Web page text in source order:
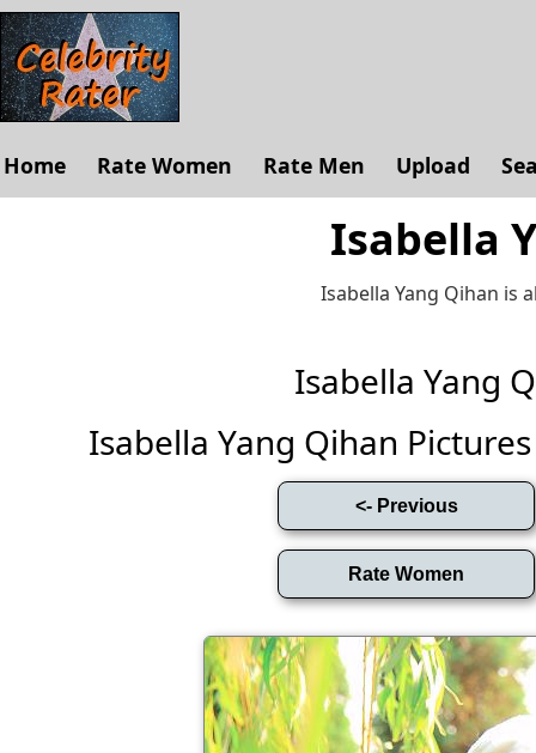
Home Rate Women Rate Men Upload
Isabella
Isabella Yang Qihan is
Isabella Yang
Isabella Yang Qihan